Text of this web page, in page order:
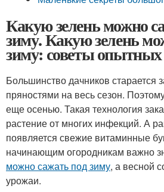
Какую зелень можно
зиму. Какую зелень
зиму: советы опытных
Большинство дачников старается
пряностями на весь сезон.
еще осенью. Такая технология
растение от многих инфекций. А
появляется свежие витаминные
начинающим огородникам важно
можно сажать под зиму, а весной
урожаи.